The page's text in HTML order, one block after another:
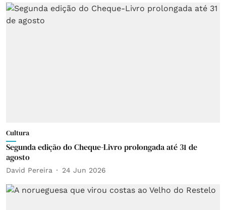
Cultura
Segunda edição do Cheque-Livro prolongada até 31 de
agosto
David Pereira 24 Jun 2026